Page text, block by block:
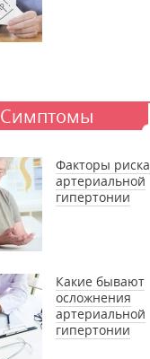
Симптомы
Факторы риска
артериальной
гипертонии
Какие бывают
осложнения
артериальной
гипертонии